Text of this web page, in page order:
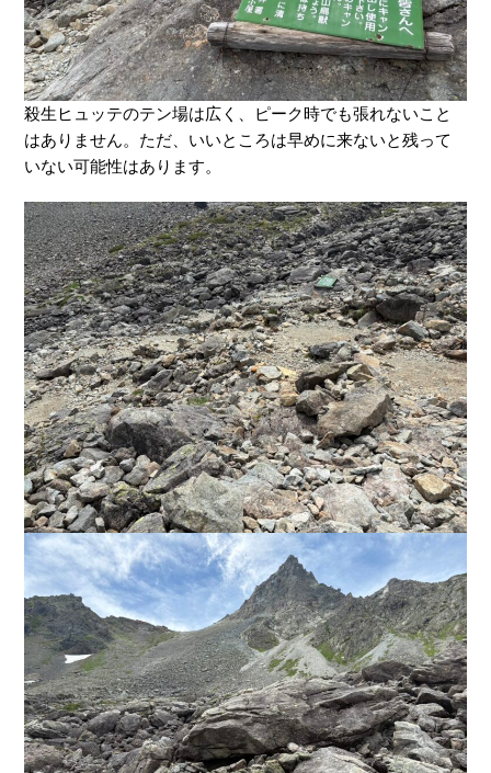
殺生ヒュッテのテン場は広く、ピーク時でも張れないこと
はありません。ただ、いいところは早めに来ないと残って
いない可能性はあります。